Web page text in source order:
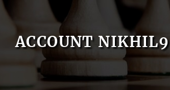
ACCOUNT NIKHIL9